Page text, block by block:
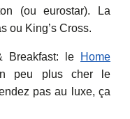
(ou eurostar). La
ou King’s Cross.
Breakfast: le
Home
peu plus cher le
pas au luxe, ça